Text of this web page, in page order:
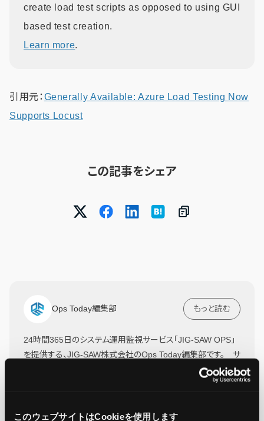
このウェブサイトはCookieを使用します
create load test scripts as opposed to using GUI
based test creation.
Learn more.
引用元：Generally Available: Azure Load Testing Now
Supports Locust
この記事をシェア
Ops Today編集部 もっと読む
24時間365日のシステム運用監視サービス「JIG-SAW OPS」
を提供する、JIG-SAW株式会社のOps Today編集部です。 サ
ーバー運用監視実績50,000台の実績をもとに、システム運用